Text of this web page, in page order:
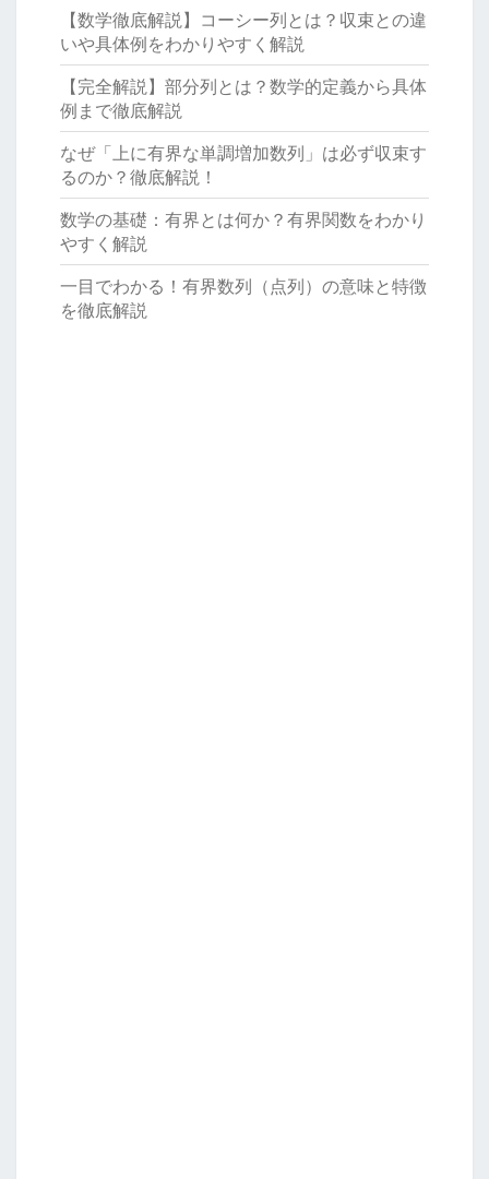
【数学徹底解説】コーシー列とは？収束との違
いや具体例をわかりやすく解説
【完全解説】部分列とは？数学的定義から具体
例まで徹底解説
なぜ「上に有界な単調増加数列」は必ず収束す
るのか？徹底解説！
数学の基礎：有界とは何か？有界関数をわかり
やすく解説
一目でわかる！有界数列（点列）の意味と特徴
を徹底解説